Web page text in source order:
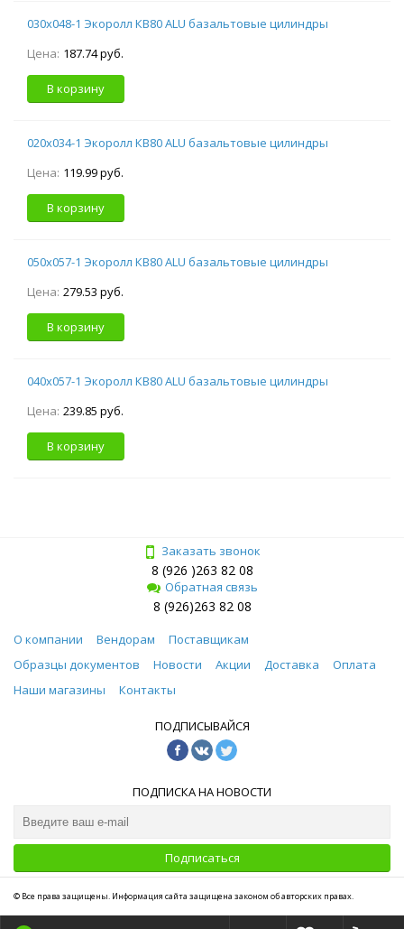
030х048-1 Экоролл КВ80 ALU базальтовые цилиндры
Цена: 187.74 руб.
В корзину
020х034-1 Экоролл КВ80 ALU базальтовые цилиндры
Цена: 119.99 руб.
В корзину
050х057-1 Экоролл КВ80 ALU базальтовые цилиндры
Цена: 279.53 руб.
В корзину
040х057-1 Экоролл КВ80 ALU базальтовые цилиндры
Цена: 239.85 руб.
В корзину
Заказать звонок
8 (926 )263 82 08
Обратная связь
8 (926)263 82 08
О компании Вендорам
Поставщикам
Образцы документов
Новости Акции Доставка
Оплата
Наши магазины
Контакты
ПОДПИСЫВАЙСЯ
ПОДПИСКА НА НОВОСТИ
Подписаться
© Все права защищены. Информация сайта защищена законом об авторских правах.